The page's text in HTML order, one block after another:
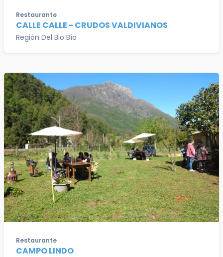
Restaurante
CALLE CALLE - CRUDOS VALDIVIANOS
Región Del Bio Bío
Restaurante
CAMPO LINDO